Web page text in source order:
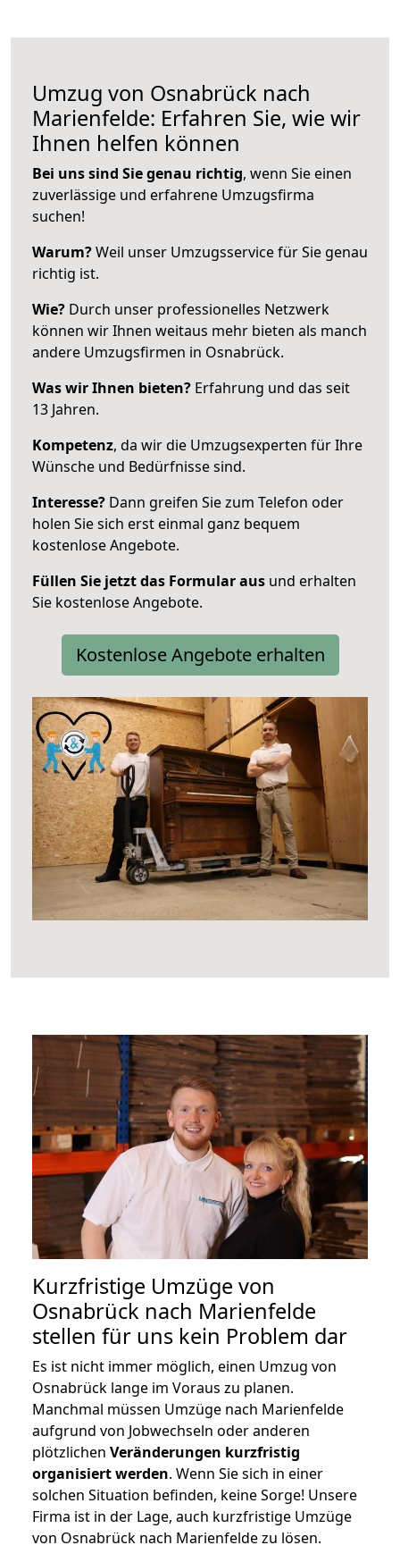
Umzug von Osnabrück nach
Marienfelde: Erfahren Sie, wie wir
Ihnen helfen können
Bei uns sind Sie genau richtig, wenn Sie einen
zuverlässige und erfahrene Umzugsfirma
suchen!
Warum?Weil unser Umzugsservice für Sie genau
richtig ist.
Wie? Durch unser professionelles Netzwerk
können wir Ihnen weitaus mehr bieten als manch
andere Umzugsfirmen in Osnabrück.
Was wir Ihnen bieten? Erfahrung und das seit
13 Jahren.
Kompetenz, da wir die Umzugsexperten für Ihre
Wünsche und Bedürfnisse sind.
Interesse? Dann greifen Sie zum Telefon oder
holen Sie sich erst einmal ganz bequem
kostenlose Angebote.
Füllen Sie jetzt das Formular aus und erhalten
Sie kostenlose Angebote.
Kostenlose Angebote erhalten
Kurzfristige Umzüge von
Osnabrück nach Marienfelde
stellen für uns kein Problem dar
Es ist nicht immer möglich, einen Umzug von
Osnabrück lange im Voraus zu planen.
Manchmal müssen Umzüge nach Marienfelde
aufgrund von Jobwechseln oder anderen
plötzlichen Veränderungen kurzfristig
organisiert werden. Wenn Sie sich in einer
solchen Situation befinden, keine Sorge! Unsere
Firma ist in der Lage, auch kurzfristige Umzüge
von Osnabrück nach Marienfelde zu lösen.